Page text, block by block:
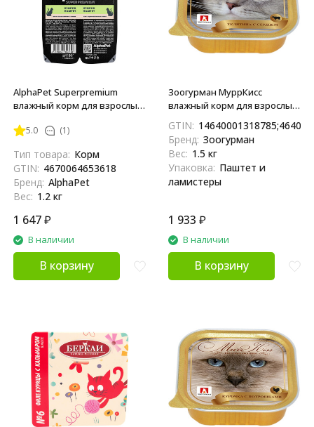
AlphaPet Superpremium
влажный корм для взрослых
кроликом, паштет - 80 г х 15
5.0 (1)
Тип товара: Корм
GTIN: 4670064653618
Бренд: AlphaPet
Вес: 1.2 кг
1 647₽
В наличии
В корзину
Зоогурман МуррКисс
влажный корм для взрослых
сердцем - 100 г x 15 шт
GTIN:
Бренд: Зоогурман
Вес: 1.5 кг
Упаковка: Паштет и
ламистеры
1 933 ₽
В наличии
В корзину